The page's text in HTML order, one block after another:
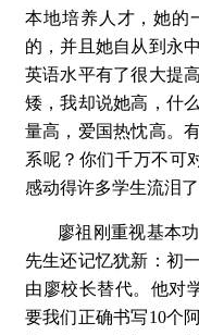
本地培养人才，她的
的，并且她自从到永
英语水平有了很大提
矮，我却说她高，什
量高，爱国热忱高。
系呢？你们千万不可
感动得许多学生流泪
廖祖刚重视基本
先生还记忆犹新：初
由廖校长替代。他对
要我们正确书写10个